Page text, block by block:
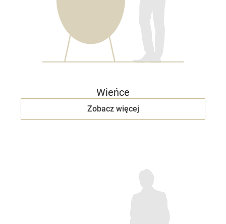
Wieńce
Zobacz więcej